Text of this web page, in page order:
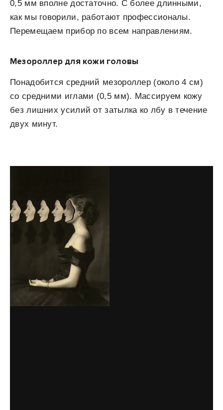
0,5 мм вполне достаточно. С более длинными,
как мы говорили, работают профессионалы.
Перемещаем прибор по всем направлениям.
Мезороллер для кожи головы
Понадобится средний мезороллер (около 4 см)
со средними иглами (0,5 мм). Массируем кожу
без лишних усилий от затылка ко лбу в течение
двух минут.